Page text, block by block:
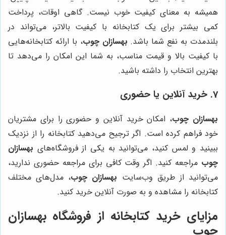
همیشه به معنای کیفیت خوب نیست. گاهی اوقات، پرداخت
کمی بیشتر برای یک کتابخانه با کیفیت بالاتر، می‌تواند در
بلندمدت به نفع شما باشد. بهسازان چوب، با ارائه کتابخانه‌هایی
با کیفیت بالا و قیمت مناسب، به شما این امکان را می‌دهد تا
بهترین انتخاب را داشته باشید.
7. خرید آنلاین یا حضوری
بهسازان چوب، امکان خرید آنلاین و حضوری را برای مشتریان
خود فراهم کرده است. اگر ترجیح می‌دهید کتابخانه را از نزدیک
ببینید و لمس کنید، می‌توانید به یکی از فروشگاه‌های بهسازان
چوب مراجعه کنید. اگر وقت کافی برای مراجعه حضوری ندارید،
می‌توانید از طریق وب‌سایت بهسازان چوب، مدل‌های مختلف
کتابخانه را مشاهده و به صورت آنلاین خرید کنید.
مزایای خرید کتابخانه از فروشگاه بهسازان
چوب